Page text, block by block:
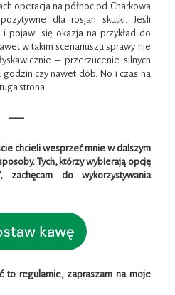
operacja na północ od Charkowa
dla rosjan skutki. Jeśli
i pojawi się okazja na przykład do
w takim scenariuszu sprawy nie
– przerzucenie silnych
czy nawet dób. No i czas na
strona.
—–
chcieli wesprzeć mnie w dalszym
Tych, którzy wybierają opcję
zachęcam do wykorzystywania
to regularnie, zapraszam na moje